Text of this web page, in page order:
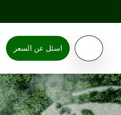
اسئل عن السعر